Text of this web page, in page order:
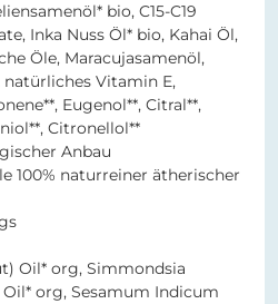
bio, C15-C19
Inka Nuss Öl* bio, Kahai Öl,
Öle, Maracujasamenöl,
Vitamin E,
Eugenol**, Citral**,
Citronellol**
Anbau
100% naturreiner ätherischer
Oil* org, Simmondsia
Oil* org, Sesamum Indicum